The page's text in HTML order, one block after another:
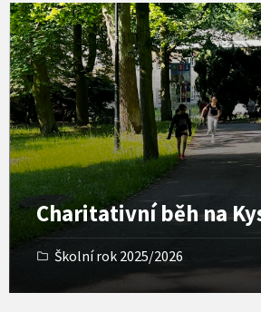
Charitativní běh na
Školní rok 2025/2026
O
p
e
n
G
a
l
l
e
r
y